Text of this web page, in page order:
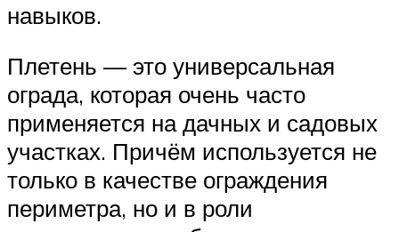
навыков.
Плетень — это универсальная
ограда, которая очень часто
применяется на дачных и садовых
участках. Причём используется не
только в качестве ограждения
периметра, но и в роли